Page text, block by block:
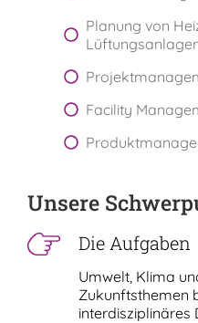
Planung von
Facility
Unsere
Die Aufgaben
Umwelt, Klima
Zukunftsthemen
interdisziplinäres